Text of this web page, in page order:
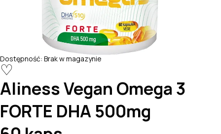
Dostępność: Brak w magazynie
♡
Aliness Vegan Omega 3
FORTE DHA 500mg